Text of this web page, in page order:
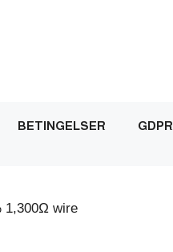
BETINGELSER GDPR
1,300Ω wire